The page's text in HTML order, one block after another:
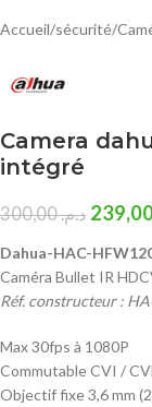
Accueil sécurité
Camera
intégré
د.م.300,00
Dahua-HAC-
Caméra Bullet IR
Réf. constructeur :
Max 30fps à 1080P
Commutable CVI /
Objectif fixe 3,6 mm